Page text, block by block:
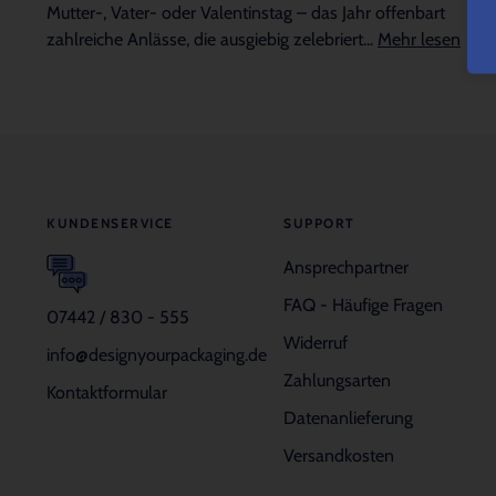
Mutter-, Vater- oder Valentinstag – das Jahr offenbart
zahlreiche Anlässe, die ausgiebig zelebriert... Mehr lesen
KUNDENSERVICE
07442 / 830 - 555
info@designyourpackaging.de
Kontaktformular
SUPPORT
Ansprechpartner
FAQ - Häufige Fragen
Widerruf
Zahlungsarten
Datenanlieferung
Versandkosten